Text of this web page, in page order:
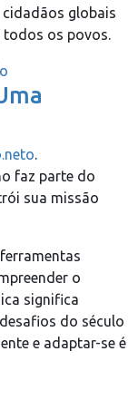
globais
todos os povos.
.
faz parte do
sua missão
o
significa
do século
e adaptar-se é